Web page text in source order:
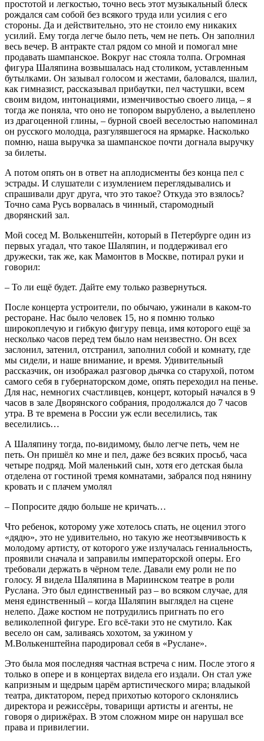
простотой и легкостью, точно весь этот музыкальный блеск
рождался сам собой без всякого труда или усилия с его
стороны. Да и действительно, это не стоило ему никаких
усилий. Ему тогда легче было петь, чем не петь. Он заполнил
весь вечер. В антракте стал рядом со мной и помогал мне
продавать шампанское. Вокруг нас стояла толпа. Огромная
фигура Шаляпина возвышалась над столиком, уставленным
бутылками. Он зазывал голосом и жестами, баловался, шалил,
как гимназист, рассказывал прибаутки, пел частушки, всем
своим видом, интонациями, изменчивостью своего лица, – я
тогда же поняла, что оно не топором вырублено, а вылеплено
из драгоценной глины, – бурной своей веселостью напоминал
он русского молодца, разгулявшегося на ярмарке. Насколько
помню, наша выручка за шампанское почти догнала выручку
за билеты.
А потом опять он в ответ на аплодисменты без конца пел с
эстрады. И слушатели с изумлением переглядывались и
спрашивали друг друга, что это такое? Откуда это взялось?
Точно сама Русь ворвалась в чинный, старомодный
дворянский зал.
Мой сосед М. Волькенштейн, который в Петербурге один из
первых угадал, что такое Шаляпин, и поддерживал его
дружески, так же, как Мамонтов в Москве, потирал руки и
говорил:
– То ли ещё будет. Дайте ему только развернуться.
После концерта устроители, по обычаю, ужинали в каком-то
ресторане. Нас было человек 15, но я помню только
широкоплечую и гибкую фигуру певца, имя которого ещё за
несколько часов перед тем было нам неизвестно. Он всех
заслонил, затенил, отстранил, заполнил собой и комнату, где
мы сидели, и наше внимание, и время. Удивительный
рассказчик, он изображал разговор дьячка со старухой, потом
самого себя в губернаторском доме, опять переходил на пенье.
Для нас, немногих счастливцев, концерт, который начался в 9
часов в зале Дворянского cобрания, продолжался до 7 часов
утра. В те времена в России уж если веселились, так
веселились…
А Шаляпину тогда, по-видимому, было легче петь, чем не
петь. Он пришёл ко мне и пел, даже без всяких просьб, часа
четыре подряд. Мой маленький сын, хотя его детская была
отделена от гостиной тремя комнатами, забрался под нянину
кровать и с плачем умолял
– Попросите дядю больше не кричать…
Что ребенок, которому уже хотелось спать, не оценил этого
«дядю», это не удивительно, но такую же неотзывчивость к
молодому артисту, от которого уже излучалась гениальность,
проявили сначала и заправилы императорской оперы. Его
требовали держать в чёрном теле. Давали ему роли не по
голосу. Я видела Шаляпина в Мариинском театре в роли
Руслана. Это был единственный раз – во всяком случае, для
меня единственный – когда Шаляпин выглядел на сцене
нелепо. Даже костюм не потрудились пригнать по его
великолепной фигуре. Его всё-таки это не смутило. Как
весело он сам, заливаясь хохотом, за ужином у
М.Волькенштейна пародировал себя в «Руслане».
Это была моя последняя частная встреча с ним. После этого я
только в опере и в концертах видела его издали. Он стал уже
капризным и щедрым царём артистического мира; владыкой
театра, диктатором, перед прихотью которого склонялись
директора и режиссёры, товарищи артисты и агенты, не
говоря о дирижёрах. В этом сложном мире он нарушал все
права и привилегии.